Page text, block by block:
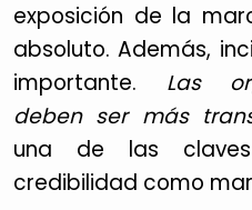
exposición de la
absoluto. Además,
importante. Las
deben ser más
una de las
credibilidad como